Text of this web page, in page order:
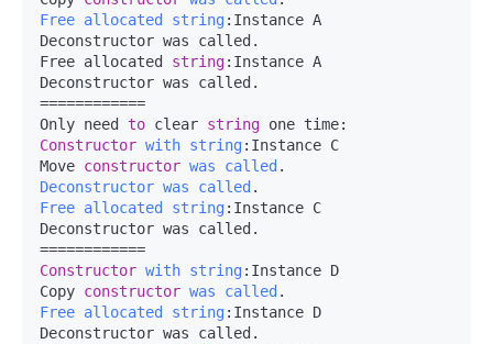
Free allocated string : Instance A
Deconstructor was called.
Free allocated string:Instance A
Deconstructor was called.
============
Only need to clear string
Constructor with string : Instance C
Move constructor was called
Deconstructor was called
Free allocated string : Instance C
Deconstructor was called.
Constructor with string : Instance D
Copy constructor was called
Free allocated string : Instance D
Deconstructor was called.